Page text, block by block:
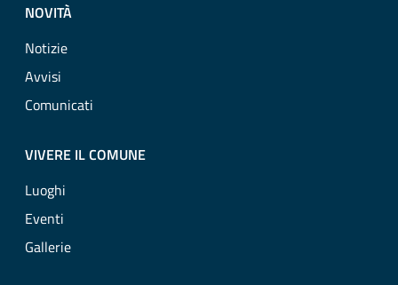
NOVITÀ
Notizie
Avvisi
Comunicati
VIVERE IL COMUNE
Luoghi
Eventi
Gallerie